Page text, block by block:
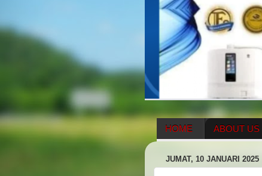
HOME ABOUT US
ENAGIC
JUMAT, 10 JANUARI 2025